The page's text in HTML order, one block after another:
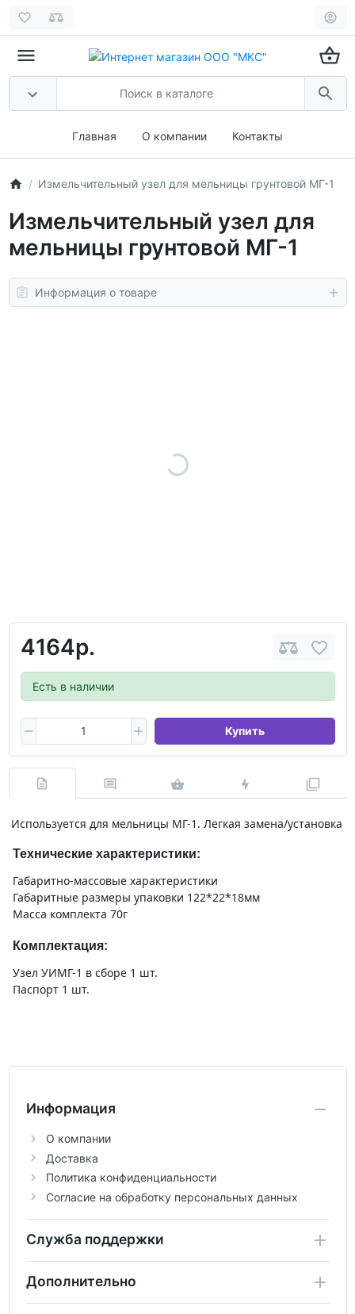
Главная О компании Контакты
Измельчительный узел для мельницы грунтовой МГ-1
Измельчительный узел для
мельницы грунтовой МГ-1
Информация о товаре
4164р.
Есть в наличии
Купить
Используется для мельницы МГ-1. Легкая замена/установка
Технические характеристики:
Габаритно-массовые характеристики
Габаритные размеры упаковки 122*22*18мм
Масса комплекта 70г
Комплектация:
Узел УИМГ-1 в сборе 1 шт.
Паспорт 1 шт.
Информация
О компании
Доставка
Политика конфиденциальности
Согласие на обработку персональных данных
Служба поддержки
Дополнительно